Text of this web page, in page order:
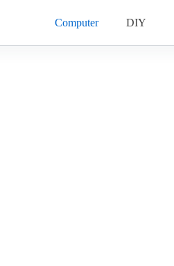
Computer DIY